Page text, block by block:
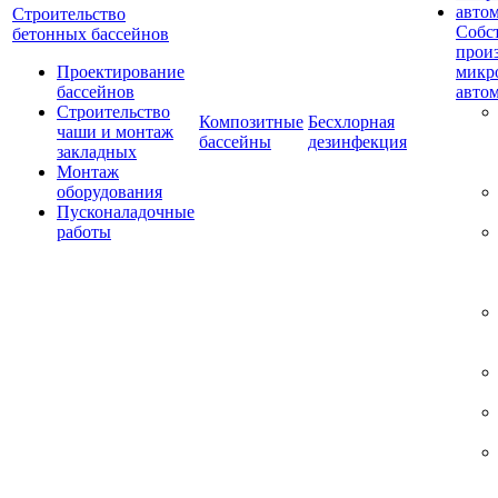
Строительство
бетонных бассейнов
Проектирование
бассейнов
Строительство
чаши и монтаж
закладных
Монтаж
оборудования
Пусконаладочные
работы
Композитные
бассейны
Бесхлорная
дезинфекция